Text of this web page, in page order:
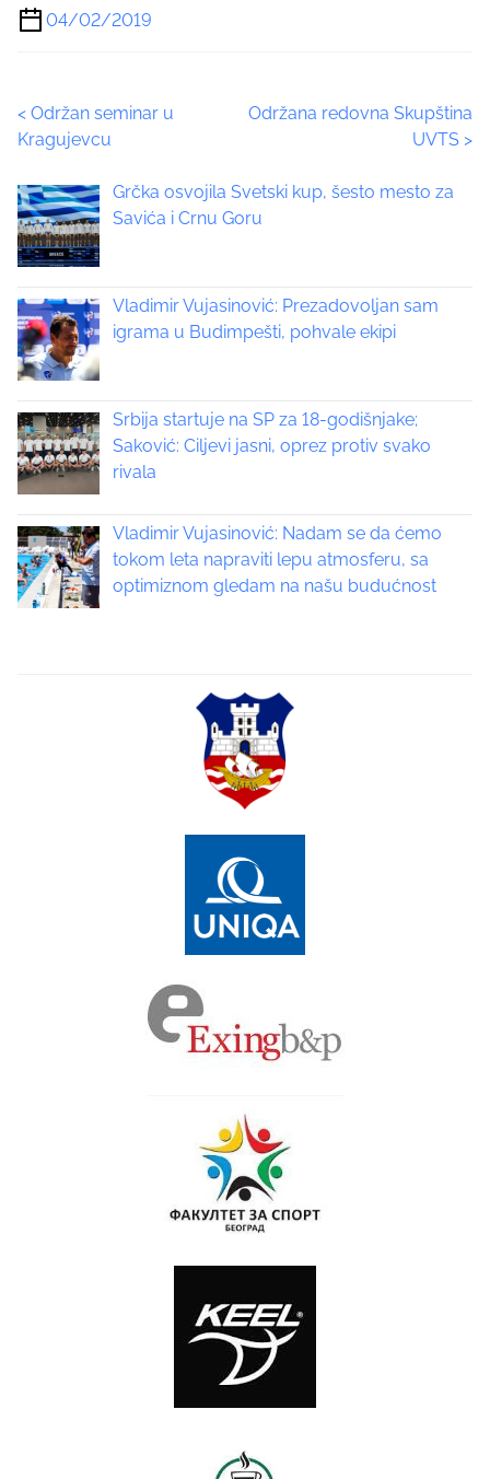
a
r
h
i
p
o
s
o
n
:
04/02/2019
P
s
t
s
n
a
v
i
a
t
< Održan seminar u
Kragujevcu
Održana redovna Skupština
UVTS >
Grčka osvojila Svetski kup, šesto mesto za
Savića i Crnu Goru
Vladimir Vujasinović: Prezadovoljan sam
igrama u Budimpešti, pohvale ekipi
Srbija startuje na SP za 18-godišnjake;
Saković: Ciljevi jasni, oprez protiv svako
rivala
Vladimir Vujasinović: Nadam se da ćemo
tokom leta napraviti lepu atmosferu, sa
optimiznom gledam na našu budućnost